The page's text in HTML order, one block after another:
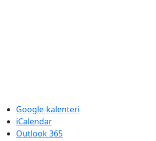
Google-kalenteri
iCalendar
Outlook 365